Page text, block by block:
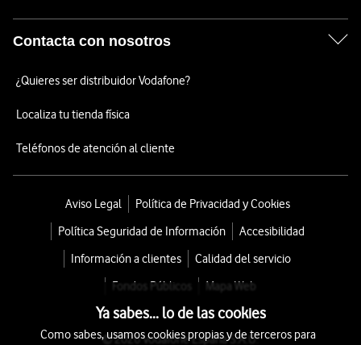
Contacta con nosotros
¿Quieres ser distribuidor Vodafone?
Localiza tu tienda física
Teléfonos de atención al cliente
Aviso Legal
Política de Privacidad y Cookies
Política Seguridad de Información
Accesibilidad
Información a clientes
Calidad del servicio
Fondos Públicos
Mapa Web
© 2026 Vodafone España S.A.U.
Ya sabes... lo de las cookies
Como sabes, usamos cookies propias y de terceros para